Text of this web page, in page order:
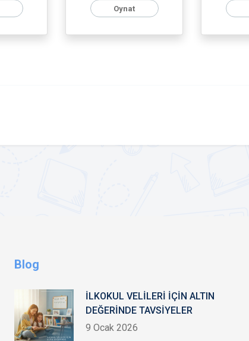
Oynat
Blog
İLKOKUL VELİLERİ İÇİN ALTIN
DEĞERİNDE TAVSİYELER
9 Ocak 2026